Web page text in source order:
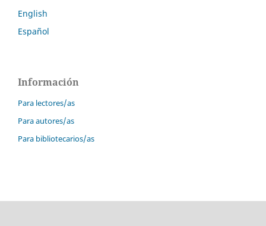
English
Español
Información
Para lectores/as
Para autores/as
Para bibliotecarios/as